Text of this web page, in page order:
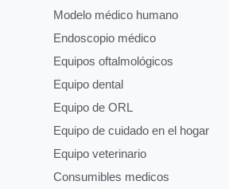
Modelo médico humano
Endoscopio médico
Equipos oftalmológicos
Equipo dental
Equipo de ORL
Equipo de cuidado en el hogar
Equipo veterinario
Consumibles medicos